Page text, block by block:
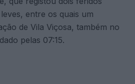
entre os quais um
de Vila Viçosa, também no
pelas 07:15.